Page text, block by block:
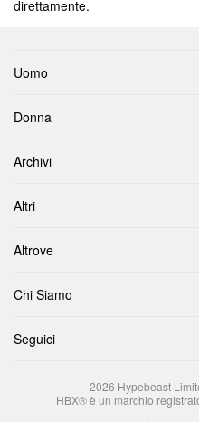
direttamente.
Uomo
Donna
Archivi
Altri
Altrove
Chi Siamo
Seguici
2026 Hypebeast
HBX® è un marchio